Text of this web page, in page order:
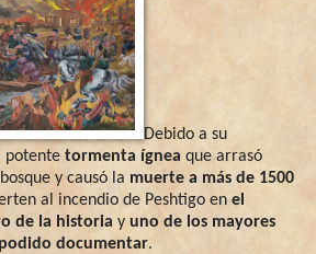
Debido a su
potente tormenta ígnea que arrasó
y causó la muerte a más de 1500
al incendio de Peshtigo en el
de la historia y uno de los mayores
documentar.